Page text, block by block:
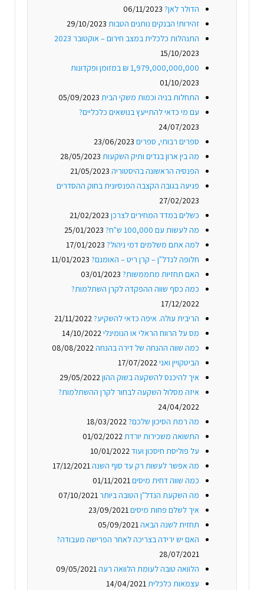
הדולר לאן? 06/11/2023
זהירות! הבנקים נותנים הטבות 29/10/2023
התנהלות כלכלית במצב חירום – אוקטובר 2023
15/10/2023
1,979,000,000,000 ₪ במזומן ופקדונות
01/10/2023
התחלות בניה וכמות משקי הבית 05/09/2023
עם מי כדאי להתייעץ בנושאים כלכליים?
24/07/2023
ספרים רבותי, ספרים 23/06/2023
מה בין ארון בגדים ותיק השקעות 28/05/2023
הפנסיה הראשונה בהיסטוריה 21/05/2023
פגיעה בגובה הקצבה הפנסיונית בחוק ההסדרים
27/02/2023
כשלים במדד המחירים לצרכן 21/02/2023
מה לעשות עם 100,000 ש"ח?
25/01/2023
למה אתם משלמים דמי ניהול? 17/01/2023
חלופה לנדל"ן – קרן ריט – האומנם? 11/01/2023
האם תחזיות מתממשות? 03/01/2023
כמה כסף שווה ההפקדה לקרן השתלמות?
17/12/2022
הריבית עולה. איפה כדאי להשקיע?21/11/2022
מס על הרווח הראלי או הנומינלי14/10/2022
כמה שווה ההנחה של דירה בהנחה08/08/2022
הביטקויין ואני17/07/2022
איך להיכנס להשקעה בשוק ההון29/05/2022
איזה מסלול השקעה לבחור לקרן ההשתלמות?
24/04/2022
מה רמת הסיכון שלכם?18/03/2022
התשואה משכירות יורדת01/02/2022
על פוליסת חיסכון ועוד10/01/2022
מה אפשר לעשות רק עד סוף השנה17/12/2021
כמה שווה דחית מיסים01/11/2021
מה השקעת הנדל"ן הטובה ביותר07/10/2021
איך לשלם פחות מיסים23/09/2021
תחזית לשנה הבאה05/09/2021
האם יש ירידה בצריכה לאחר הפרישה מעבודה?
28/07/2021
הלוואה טובה לעומת הלוואה רעה09/05/2021
עצמאות כלכלית14/04/2021